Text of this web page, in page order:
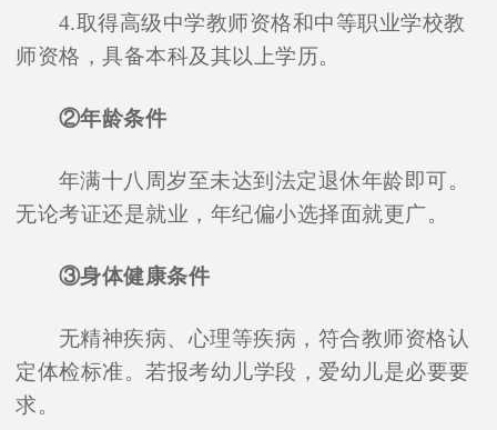
4.取得高级中学教师资格和中等职业学校教
师资格，具备本科及其以上学历。
②年龄条件
年满十八周岁至未达到法定退休年龄即可。
无论考证还是就业，年纪偏小选择面就更广。
③身体健康条件
无精神疾病、心理等疾病，符合教师资格认
定体检标准。若报考幼儿学段，爱幼儿是必要要
求。